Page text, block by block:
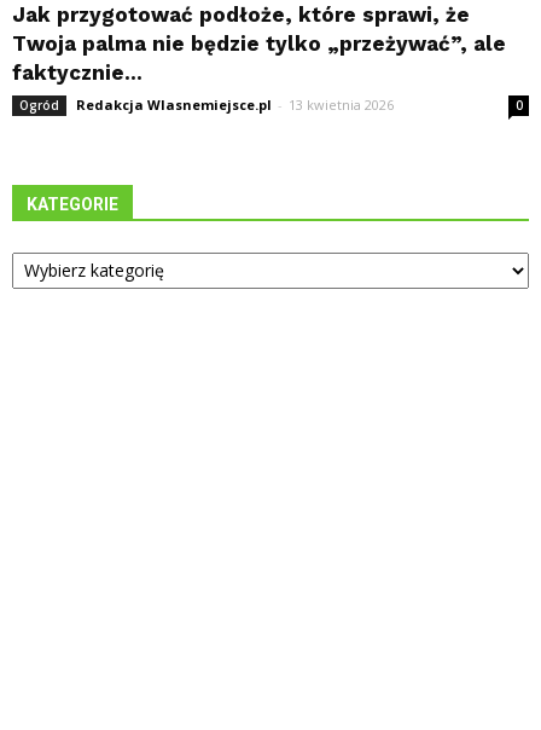
Jak przygotować podłoże, które sprawi, że
Twoja palma nie będzie tylko „przeżywać”, ale
faktycznie...
Ogród Redakcja Wlasnemiejsce.pl - 13 kwietnia 2026 0
KATEGORIE
Kategorie